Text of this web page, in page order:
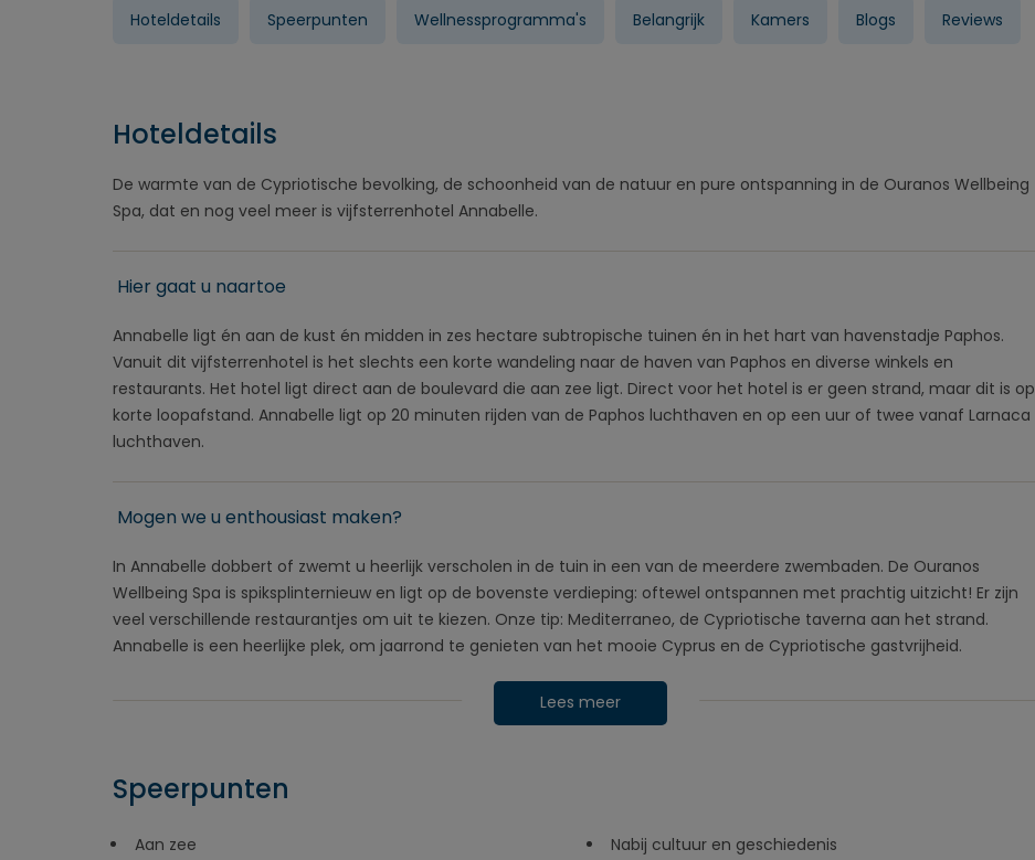
Hoteldetails Speerpunten Wellnessprogramma's Belangrijk Kamers Blogs Reviews
Hoteldetails
De warmte van de Cypriotische bevolking, de schoonheid van de natuur en pure ontspanning in de Ouranos Wellbeing
Spa, dat en nog veel meer is vijfsterrenhotel Annabelle.
Hier gaat u naartoe
Annabelle ligt én aan de kust én midden in zes hectare subtropische tuinen én in het hart van havenstadje Paphos.
Vanuit dit vijfsterrenhotel is het slechts een korte wandeling naar de haven van Paphos en diverse winkels en
restaurants. Het hotel ligt direct aan de boulevard die aan zee ligt. Direct voor het hotel is er geen strand, maar dit is op
korte loopafstand. Annabelle ligt op 20 minuten rijden van de Paphos luchthaven en op een uur of twee vanaf Larnaca
luchthaven.
Mogen we u enthousiast maken?
In Annabelle dobbert of zwemt u heerlijk verscholen in de tuin in een van de meerdere zwembaden. De Ouranos
Wellbeing Spa is spiksplinternieuw en ligt op de bovenste verdieping: oftewel ontspannen met prachtig uitzicht! Er zijn
veel verschillende restaurantjes om uit te kiezen. Onze tip: Mediterraneo, de Cypriotische taverna aan het strand.
Annabelle is een heerlijke plek, om jaarrond te genieten van het mooie Cyprus en de Cypriotische gastvrijheid.
Lees meer
Speerpunten
Aan zee
Nabij cultuur en geschiedenis